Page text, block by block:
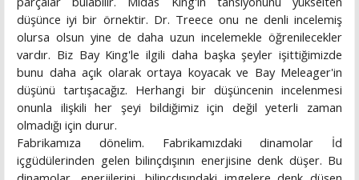
düşünce iyi bir örnektir. Dr. Treece onu ne denli incelemiş
olursa olsun yine de daha uzun incelemekle öğrenilecekler
vardır. Biz Bay King'le ilgili daha başka şeyler işittiğimizde
bunu daha açık olarak ortaya koyacak ve Bay Meleager'in
düşünü tartışacağız. Herhangi bir düşüncenin incelenmesi
onunla ilişkili her şeyi bildiğimiz için değil yeterli zaman
olmadığı için durur.
Fabrikamıza dönelim. Fabrikamızdaki dinamolar İd
içgüdülerinden gelen bilinçdışının enerjisine denk düşer. Bu